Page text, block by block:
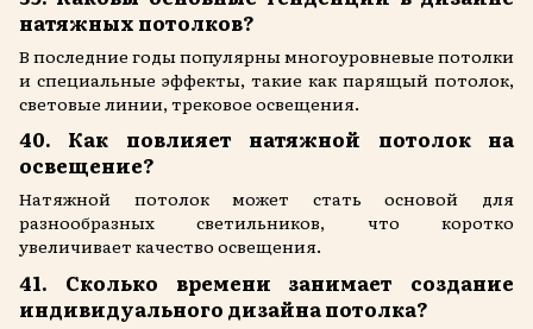
натяжных потолков?
В последние годы популярны многоуровневые потолки
и специальные эффекты, такие как парящый потолок,
световые линии, трековое освещения.
40. Как повлияет натяжной потолок на
освещение?
Натяжной потолок может стать основой для
разнообразных светильников, что коротко
увеличивает качество освещения.
41. Сколько времени занимает создание
индивидуального дизайна потолка?